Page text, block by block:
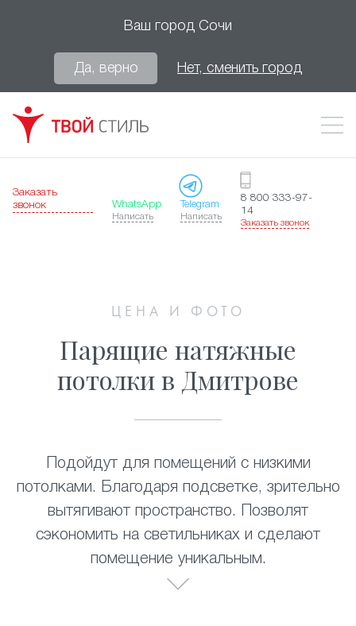
Ваш город Сочи
Да, верно Нет, сменить город
Заказать
звонок
WhatsApp
Написать
Telegram
Написать
8 800 333-97-
14
Заказать звонок
ЦЕНА И ФОТО
Парящие натяжные
потолки в Дмитрове
Подойдут для помещений с низкими
потолками. Благодаря подсветке, зрительно
вытягивают пространство. Позволят
сэкономить на светильниках и сделают
помещение уникальным.